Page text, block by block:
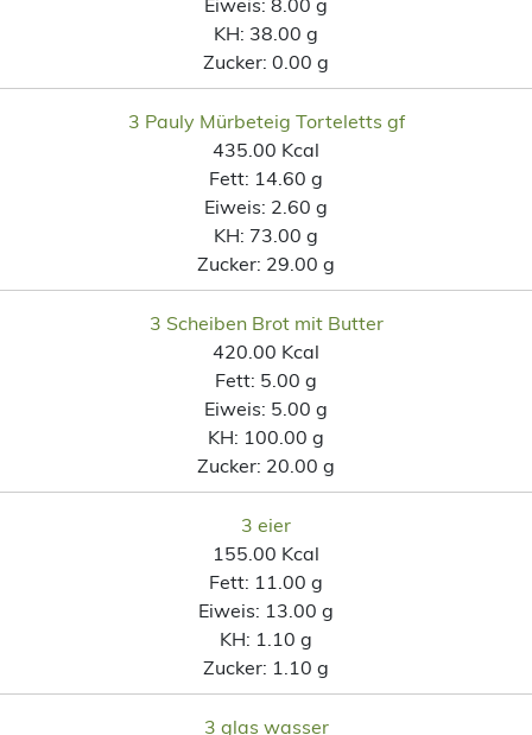
KH: 38.00 g
Zucker: 0.00 g
3 Pauly Mürbeteig Torteletts gf
435.00 Kcal
Fett: 14.60 g
Eiweis: 2.60 g
KH: 73.00 g
Zucker: 29.00 g
3 Scheiben Brot mit Butter
420.00 Kcal
Fett: 5.00 g
Eiweis: 5.00 g
KH: 100.00 g
Zucker: 20.00 g
3 eier
155.00 Kcal
Fett: 11.00 g
Eiweis: 13.00 g
KH: 1.10 g
Zucker: 1.10 g
3 glas wasser